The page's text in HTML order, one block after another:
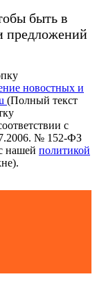
быть в
предложений
новостных и
(Полный текст
с
№ 152-ФЗ
нашей политикой